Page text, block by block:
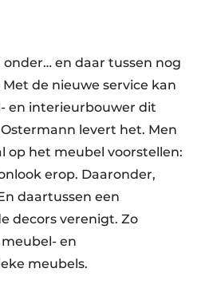
en daar tussen nog
de nieuwe service kan
en interieurbouwer dit
levert het. Men
op het meubel voorstellen:
erop. Daaronder,
daartussen een
decors verenigt. Zo
en
meubels.